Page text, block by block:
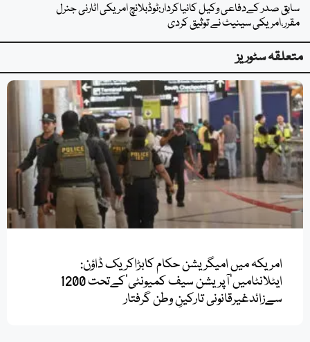
سابق صدر کےدفاعی وکیل کانیاکردار:ٹوڈبلانچ امریکی اٹارنی جنرل
مقرر،امریکی سینیٹ نے توثیق کردی
متعلقہ سٹوریز
امریکہ میں امیگریشن حکام کابڑاکریک ڈاؤن:
ایٹلانٹامیں’آپریشن سیف کمیونٹی‘کےتحت 1200
سےزائدغیرقانونی تارکینِ وطن گرفتار